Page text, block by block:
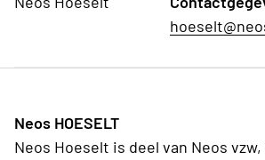
Neos HOESELT
Neos Hoeselt is deel van Neos